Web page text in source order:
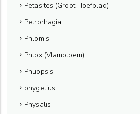
Petasites (Groot Hoefblad)
Petrorhagia
Phlomis
Phlox (Vlambloem)
Phuopsis
phygelius
Physalis